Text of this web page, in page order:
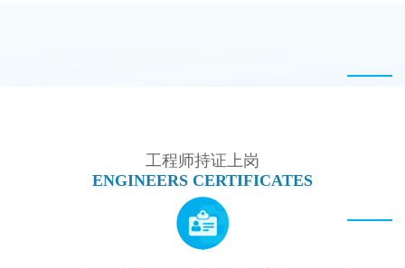
工程师持证上岗
ENGINEERS CERTIFICATES